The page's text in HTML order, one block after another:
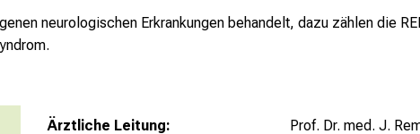
neurologischen Erkrankungen behandelt, dazu zählen die
Ärztliche Leitung:
Prof. Dr. med. J.